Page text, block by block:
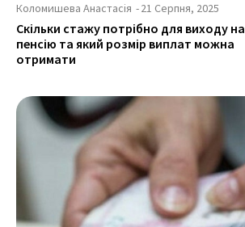
Коломишева Анастасія -21 Серпня, 2025
Скільки стажу потрібно для виходу на
пенсію та який розмір виплат можна
отримати